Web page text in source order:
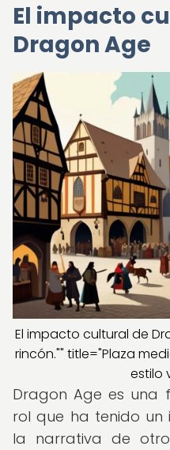
El impacto
Dragon Age
El impacto cultural de
rincón."" title="Plaza
estilo
Dragon Age es una
rol que ha tenido un
la narrativa de